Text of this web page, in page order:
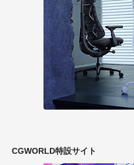
CGWORLD特設サイト